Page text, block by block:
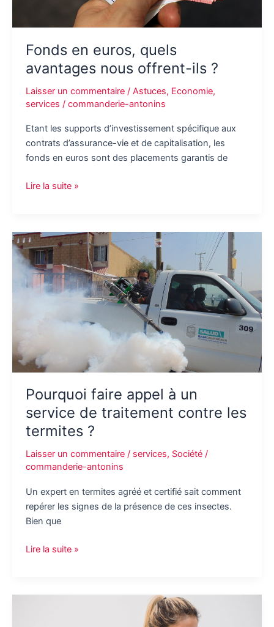
Fonds en euros, quels
avantages nous offrent-ils ?
Laisser un commentaire / Astuces, Economie,
services / commanderie-antonins
Etant les supports d’investissement spécifique aux
contrats d’assurance-vie et de capitalisation, les
fonds en euros sont des placements garantis de
Fonds
quels
avantages
nous
offrent-
ils
Lire la suite »
Pourquoi faire appel à un
service de traitement contre les
termites ?
Laisser un commentaire / services, Société/
commanderie-antonins
Un expert en termites agréé et certifié sait comment
repérer les signes de la présence de ces insectes.
Bien que
Pourquoi
à
Lire la suite »